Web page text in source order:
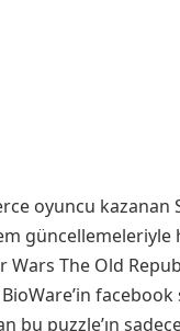
oyuncu kazanan
güncellemeleriyle
The Old
puzzle’ın